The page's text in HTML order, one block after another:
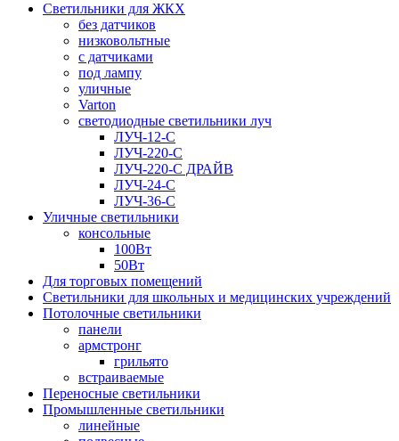
Светильники для ЖКХ
без датчиков
низковольтные
с датчиками
под лампу
уличные
Varton
светодиодные светильники луч
ЛУЧ-12-С
ЛУЧ-220-С
ЛУЧ-220-С ДРАЙВ
ЛУЧ-24-С
ЛУЧ-36-С
Уличные светильники
консольные
100Вт
50Вт
Для торговых помещений
Светильники для школьных и медицинских учреждений
Потолочные светильники
панели
армстронг
грильято
встраиваемые
Переносные светильники
Промышленные светильники
линейные